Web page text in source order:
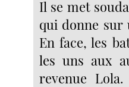
Il se met
qui donne sur
En face, les
les uns aux
revenue